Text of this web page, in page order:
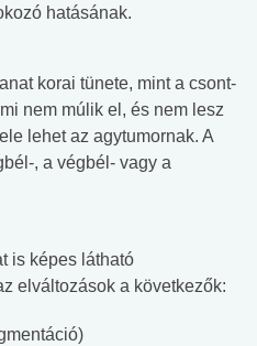
hatásának.
korai tünete, mint a csont-
nem múlik el, és nem lesz
lehet az agytumornak. A
, a végbél- vagy a
is képes látható
elváltozások a következők: